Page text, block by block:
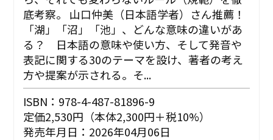
底考察。 山口仲美（日本語学者）さん推薦！
「湖」「沼」「池」、どんな意味の違いがあ
る？ 日本語の意味や使い方、そして発音や
表記に関する30のテーマを設け、著者の考え
方や提案が示される。そ...
ISBN：978-4-487-81896-9
定価2,530円（本体2,300円＋税10%）
発売年月日：2026年04月06日